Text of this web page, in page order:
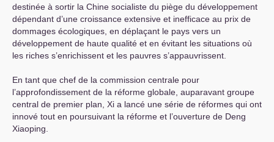
destinée à sortir la Chine socialiste du piège du développement
dépendant d’une croissance extensive et inefficace au prix de
dommages écologiques, en déplaçant le pays vers un
développement de haute qualité et en évitant les situations où
les riches s’enrichissent et les pauvres s’appauvrissent.
En tant que chef de la commission centrale pour
l’approfondissement de la réforme globale, auparavant groupe
central de premier plan, Xi a lancé une série de réformes qui ont
innové tout en poursuivant la réforme et l’ouverture de Deng
Xiaoping.